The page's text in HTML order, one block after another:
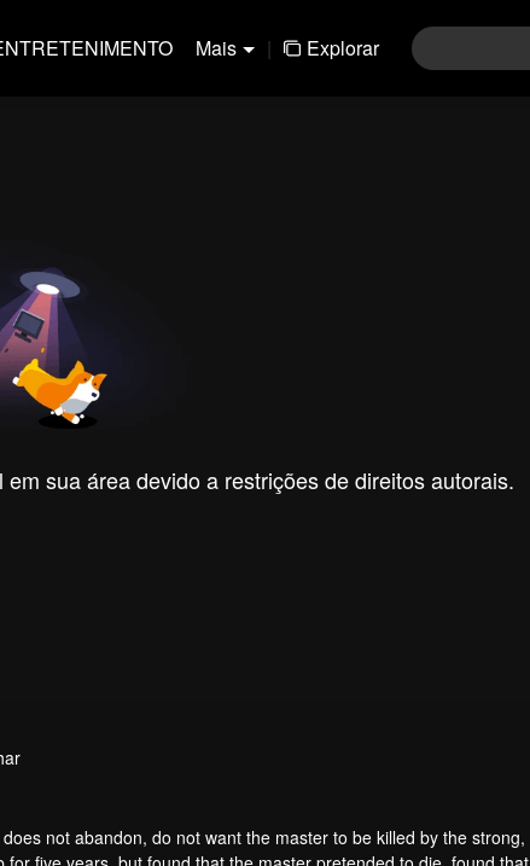
Mais | Explorar
sua área devido a restrições de direitos autorais.
not abandon, do not want the master to be killed by the strong,